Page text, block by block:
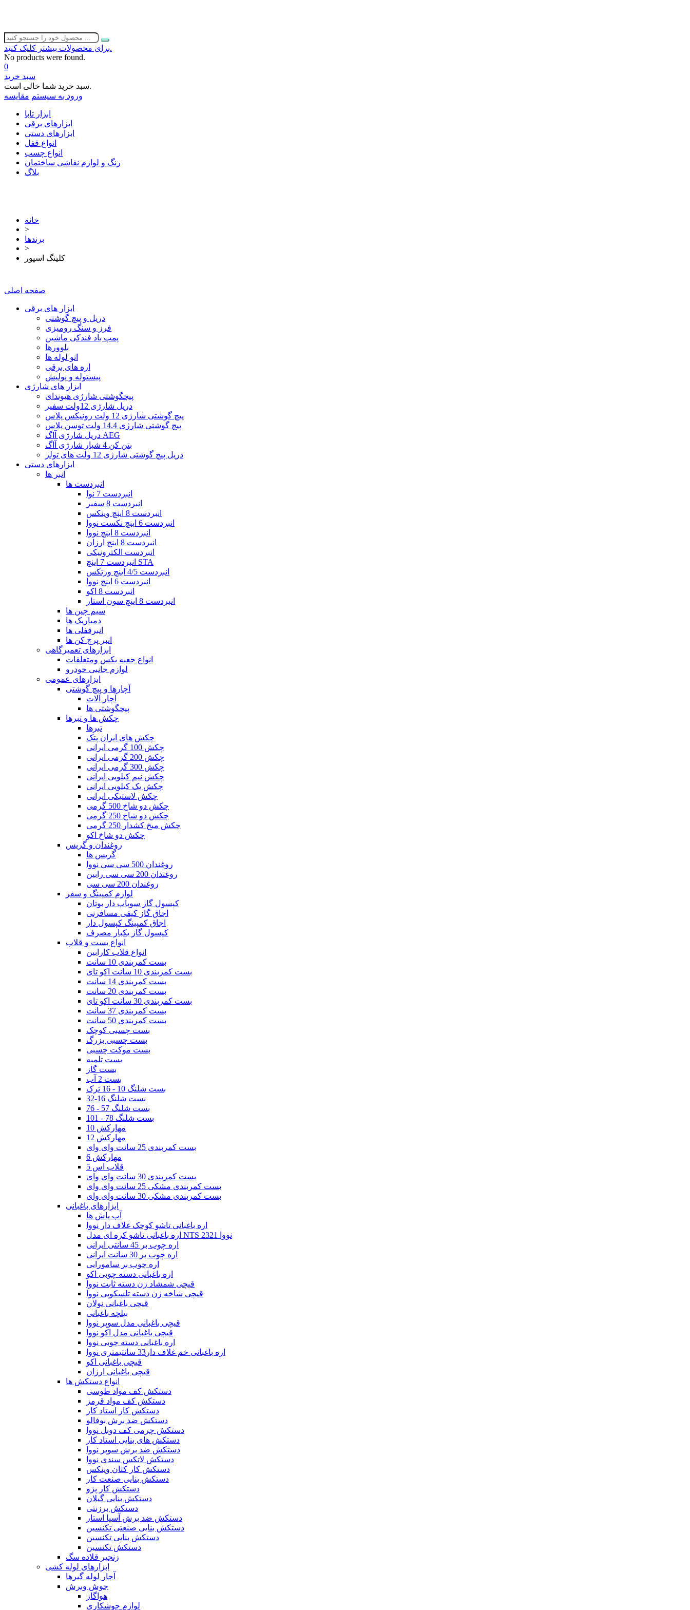
برای محصولات بیشتر کلیک کنید.
No products were found.
0
سبد خرید
سبد خرید شما خالی است.
ورود به سیستم مقایسه
ابزار تابا
ابزارهای برقی
ابزارهای دستی
انواع قفل
انواع چسب
رنگ و لوازم نقاشی ساختمان
بلاگ
خانه
>
برندها
>
کلینگ اسپور
صفحه اصلی
ابزار های برقی
دریل و پیچ گوشتی
فرز و سنگ رومیزی
پمپ باد فندکی ماشین
بلوورها
اتو لوله ها
اره های برقی
پیستوله و پولیش
ابزار های شارژی
پیچگوشتی شارژی هیوندای
دريل شارژی 12ولت سفیر
پیچ گوشتی شارژی 12 ولت رونیکس پلاس
پیچ گوشتی شارژی 14.4 ولت توسن پلاس
دریل شارژی آاگ AEG
بتن کن 4 شیار شارژی آاگ
دریل پیچ گوشتی شارژی 12 ولت های تولز
ابزارهای دستی
انبر ها
انبردست ها
انبردست 7 نوا
انبردست 8 سفیر
انبردست 8 اینچ وینکس
انبردست 6 اینچ نکست نووا
انبردست 8 اینچ نووا
انبردست 8 اینچ ارزان
انبردست الکترونیکی
انبردست 7 اینچ STA
انبردست 4/5 اینچ ورتکس
انبردست 6 اینچ نووا
انبردست 8 اکو
انبردست 8 اینچ سون استار
سیم چین ها
دمباریک ها
انبرقفلی ها
انبر پرچ کن ها
ابزارهای تعمیرگاهی
انواع جعبه بکس ومتعلقات
لوازم جانبی خودرو
ابزارهای عمومی
آچارها و پیچ گوشتی
آچار آلات
پیچگوشتی ها
چکش ها و تبرها
تبرها
چکش های ایران پتک
چکش 100 گرمی ایرانی
چکش 200 گرمی ایرانی
چکش 300 گرمی ایرانی
چکش نیم کیلویی ایرانی
چکش یک کیلویی ایرانی
چکش لاستیکی ایرانی
چکش دو شاخ 500 گرمی
چکش دو شاخ 250 گرمی
چکش میخ کشدار 250 گرمی
چکش دو شاخ اکو
روغندان و گریس
گریس ها
روغندان 500 سی سی نووا
روغندان 200 سی سی رابین
روغندان 200 سی سی
لوازم کمپینگ و سفر
کپسول گاز سوپاپ دار بوتان
اجاق گاز کیفی مسافرتی
اجاق کمپینگ کپسول دار
کپسول گاز یکبار مصرف
انواع بست و قلاب
انواع قلاب کارابین
بست کمربندی 10 سانت
بست کمربندی 10 سانت اکو تای
بست کمربندی 14 سانت
بست کمربندی 20 سانت
بست کمربندی 30 سانت اکو تای
بست کمربندی 37 سانت
بست کمربندی 50 سانت
بست چسبی کوچک
بست چسبی بزرگ
بست موکت چسبی
بست تلمبه
بست گاز
بست 2 آب
بست شلنگ 10 - 16 ترک
بست شلنگ 16-32
بست شلنگ 57 - 76
بست شلنگ 78 - 101
مهارکش 10
مهارکش 12
بست کمربندی 25 سانت وای وای
مهارکش 6
قلاب اس 5
بست کمربندی 30 سانت وای وای
بست کمربندی مشکی 25 سانت وای وای
بست کمربندی مشکی 30 سانت وای وای
ابزارهای باغبانی
آب پاش ها
اره باغبانی تاشو کوچک غلاف دار نووا
اره باغبانی تاشو کره ای مدل NTS 2321 نووا
اره چوب بر 45 سانتی ایرانی
اره چوب بر 30 سانت ایرانی
اره چوب بر سامورایی
اره باغبانی دسته چوبی اکو
قیچی شمشاد زن دسته ثابت نووا
قیچی شاخه زن دسته تلسکوپی نووا
قیچی باغبانی نولان
بیلچه باغبانی
قیچی باغبانی مدل سوپر نووا
قیچی باغبانی مدل اکو نووا
اره باغبانی دسته چوبی نووا
اره باغبانی خم غلاف دار33 سانتیمتری نووا
قیچی باغبانی اکو
قیچی باغبانی ارزان
انواع دستکش ها
دستکش کف مواد طوسی
دستکش کف مواد قرمز
دستکش کار استاد کار
دستکش ضد برش بوفالو
دستکش چرمی کف دوبل نووا
دستکش های بنایی استاد کار
دستکش ضد برش سوپر نووا
دستکش لاتکس سندی نووا
دستکش کار کتان وینکس
دستکش بنایی صنعت کار
دستکش کار پژو
دستکش بنایی گیلان
دستکش برزنتی
دستکش ضد برش آسیا استار
دستکش بنایی صنعتی تکنسین
دستکش بنایی تکنسین
دستکش تکنسین
زنجیر قلاده سگ
ابزارهای لوله کشی
آچار لوله گیرها
جوش وبرش
هواگاز
لوازم جوشکاری